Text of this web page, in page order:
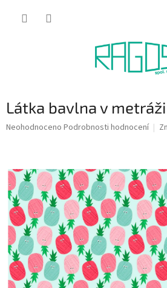
Látka bavlna v metráži
Průměrné
0,0
z
5
hvězdiček.
Neohodnoceno Podrobnosti hodnocení